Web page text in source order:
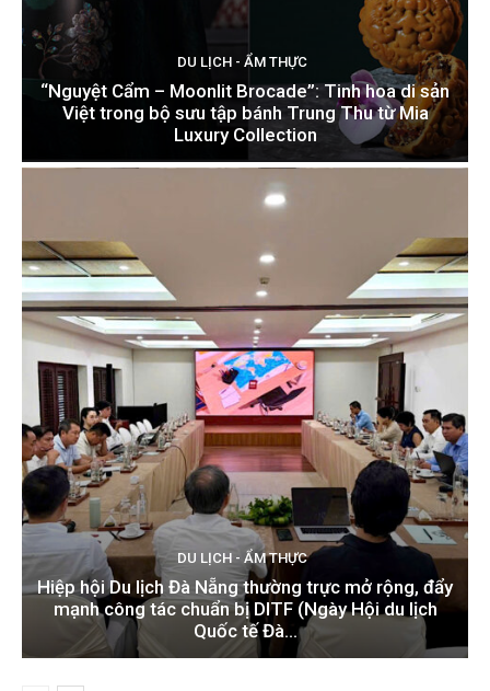
DU LỊCH - ẨM THỰC
“Nguyệt Cẩm – Moonlit Brocade”: Tinh hoa di sản
Việt trong bộ sưu tập bánh Trung Thu từ Mia
Luxury Collection
DU LỊCH - ẨM THỰC
Hiệp hội Du lịch Đà Nẵng thường trực mở rộng, đẩy
mạnh công tác chuẩn bị DITF (Ngày Hội du lịch
Quốc tế Đà...